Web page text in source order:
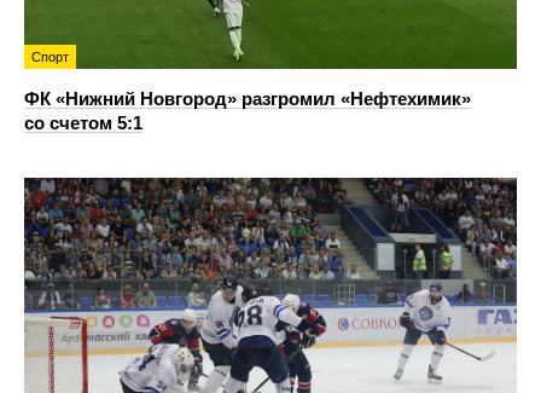
Спорт
ФК «Нижний Новгород» разгромил «Нефтехимик»
со счетом 5:1